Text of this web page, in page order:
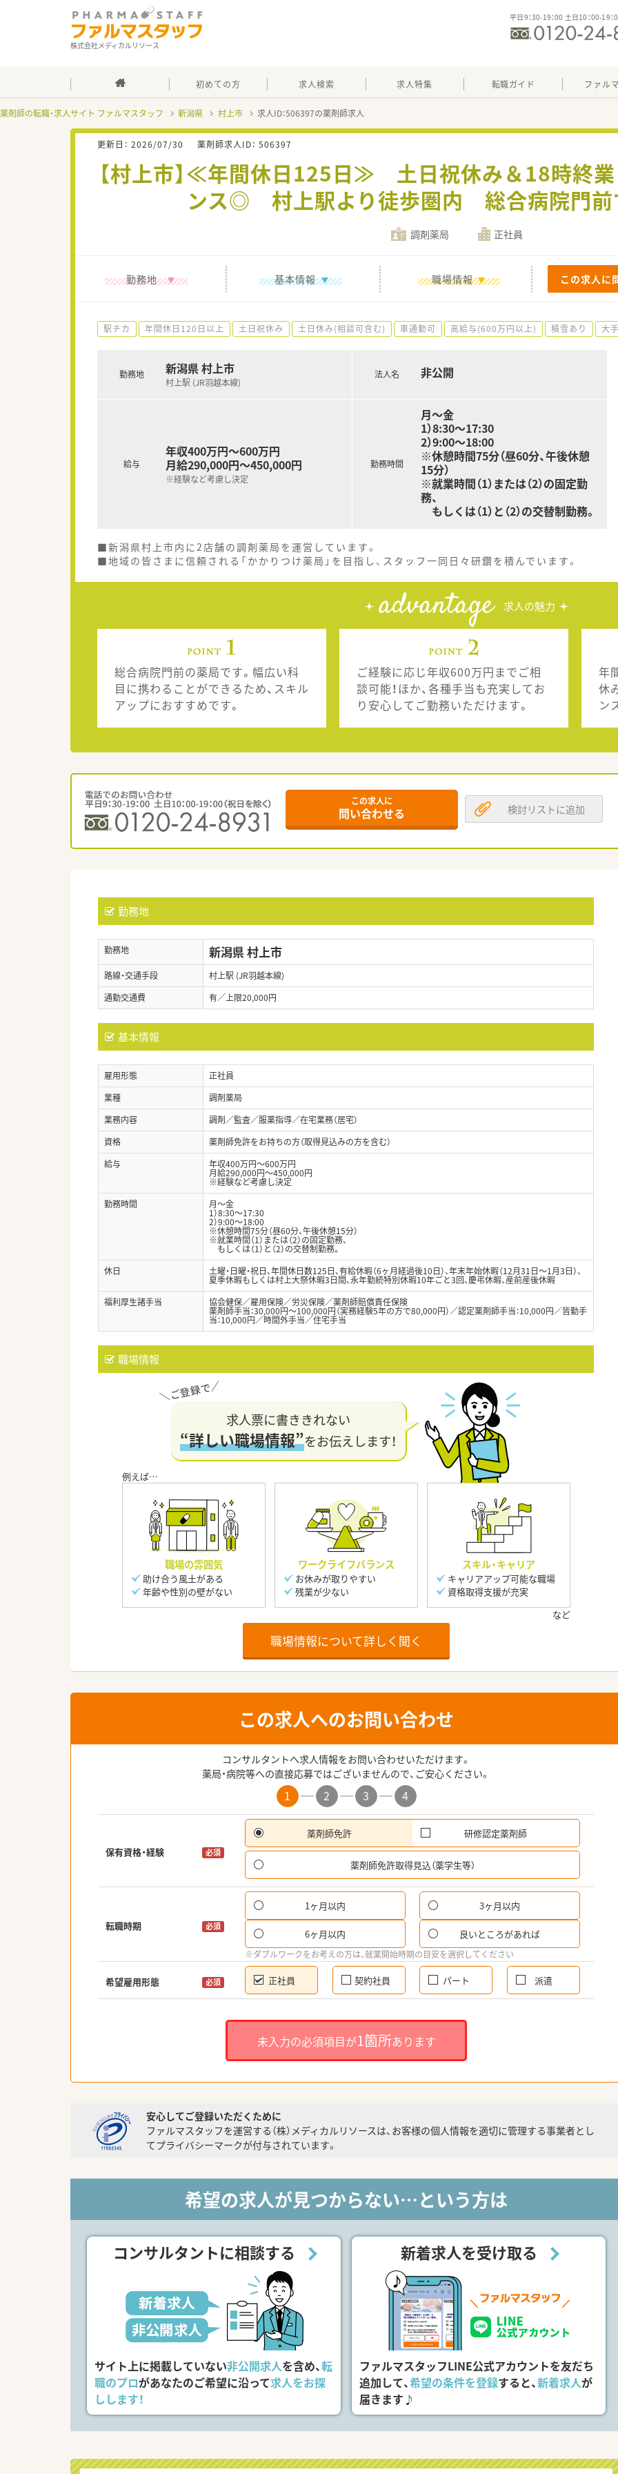
株式会社メディカルリソース
平日9：30-19：00 土日10：00-19：
初めての方 求人検索 求人特集 転職ガイド ファル
薬剤師の転職・求人サイト ファルマスタッフ 新潟県 村上市 求人ID：506397の薬剤師求人
更新日： 2026/07/30 薬剤師求人ID： 506397
【村上市】≪年間休日125日≫ 土日祝休み＆18時終
ンス◎ 村上駅より徒歩圏内 総合病院門前
調剤薬局 正社員
勤務地 基本情報 職場情報 この求人に
駅チカ 年間休日120日以上 土日祝休み 土日休み(相談可含む) 車通勤可 高給与(600万円以上) 積雪あり 大
勤務地 新潟県 村上市
村上駅 (JR羽越本線)
給与
年収400万円～600万円
月給290,000円～450,000円
※経験など考慮し決定
法人名 非公開
勤務時間
月～金
1）8:30～17:30
2）9:00～18:00
※休憩時間75分（昼60分、午後休憩
15分）
※就業時間（1）または（2）の固定勤
務、
もしくは（1）と（2）の交替制勤務。
■新潟県村上市内に2店舗の調剤薬局を運営しています。
■地域の皆さまに信頼される「かかりつけ薬局」を目指し、スタッフ一同日々研鑽を積んでいます。
advantage 求人の魅力
総合病院門前の薬局です。幅広い科
目に携わることができるため、スキル
アップにおすすめです。
ご経験に応じ年収600万円までご相
談可能！ほか、各種手当も充実してお
り安心してご勤務いただけます。
年
休
ン
この求人に
問い合わせる 検討リストに追加
勤務地
勤務地 新潟県 村上市
路線・交通手段
村上駅 (JR羽越本線)
通勤交通費
有／上限20,000円
基本情報
雇用形態
正社員
業種
調剤薬局
業務内容
調剤／監査／服薬指導／在宅業務（居宅）
資格
薬剤師免許をお持ちの方（取得見込みの方を含む）
給与
年収400万円～600万円
月給290,000円～450,000円
※経験など考慮し決定
勤務時間
月～金
1）8:30～17:30
2）9:00～18:00
※休憩時間75分（昼60分、午後休憩15分）
※就業時間（1）または（2）の固定勤務、
もしくは（1）と（2）の交替制勤務。
休日
土曜・日曜・祝日、年間休日数125日、有給休暇（6ヶ月経過後10日）、年末年始休暇（12月31日～1月3日）、
夏季休暇もしくは村上大祭休暇3日間、永年勤続特別休暇10年ごと3回、慶弔休暇、産前産後休暇
福利厚生諸手当
協会健保／雇用保険／労災保険／薬剤師賠償責任保険
薬剤師手当：30,000円～100,000円（実務経験5年の方で80,000円）／認定薬剤師手当：10,000円／皆勤手
当：10,000円／時間外手当／住宅手当
職場情報
求人票に書ききれない
“詳しい職場情報”をお伝えします！
職場の雰囲気
助け合う風土がある
年齢や性別の壁がない
ワークライフバランス
お休みが取りやすい
残業が少ない
スキル・キャリア
キャリアアップ可能な職場
資格取得支援が充実
職場情報について詳しく聞く
この求人へのお問い合わせ
コンサルタントへ求人情報をお問い合わせいただけます。
薬局・病院等への直接応募ではございませんので、ご安心ください。
1 2 3 4
保有資格・経験 必須
薬剤師免許 研修認定薬剤師
薬剤師免許取得見込（薬学生等）
転職時期 必須
1ヶ月以内 3ヶ月以内
6ヶ月以内 良いところがあれば
※ダブルワークをお考えの方は、就業開始時期の目安を選択してください
希望雇用形態 必須 正社員 契約社員 パート 派遣
未入力の必須項目が1箇所あります
安心してご登録いただくために
ファルマスタッフを運営する（株）メディカルリソースは、お客様の個人情報を適切に管理する事業者とし
てプライバシーマークが付与されています。
希望の求人が見つからない…という方は
コンサルタントに相談する
サイト上に掲載していない非公開求人を含め、転
職のプロがあなたのご希望に沿って求人をお探
しします！
新着求人を受け取る
ファルマスタッフLINE公式アカウントを友だち
追加して、希望の条件を登録すると、新着求人が
届きます♪